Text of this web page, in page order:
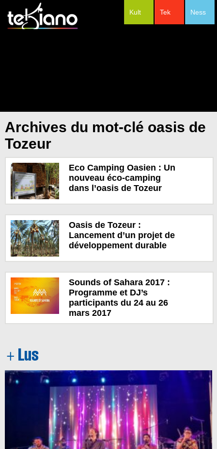
Ness
Tek
Kult
Archives du mot-clé oasis de
Tozeur
Eco Camping Oasien : Un
nouveau éco-camping
dans l’oasis de Tozeur
Oasis de Tozeur :
Lancement d’un projet de
développement durable
Sounds of Sahara 2017 :
Programme et DJ’s
participants du 24 au 26
mars 2017